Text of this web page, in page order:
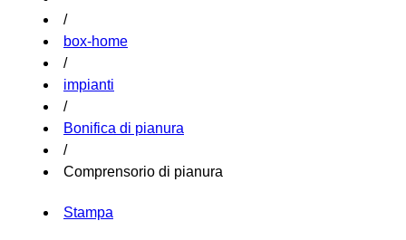
/
box-home
/
impianti
/
Bonifica di pianura
/
Comprensorio di pianura
Stampa